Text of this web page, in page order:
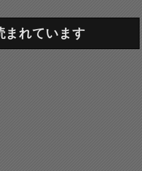
まれています